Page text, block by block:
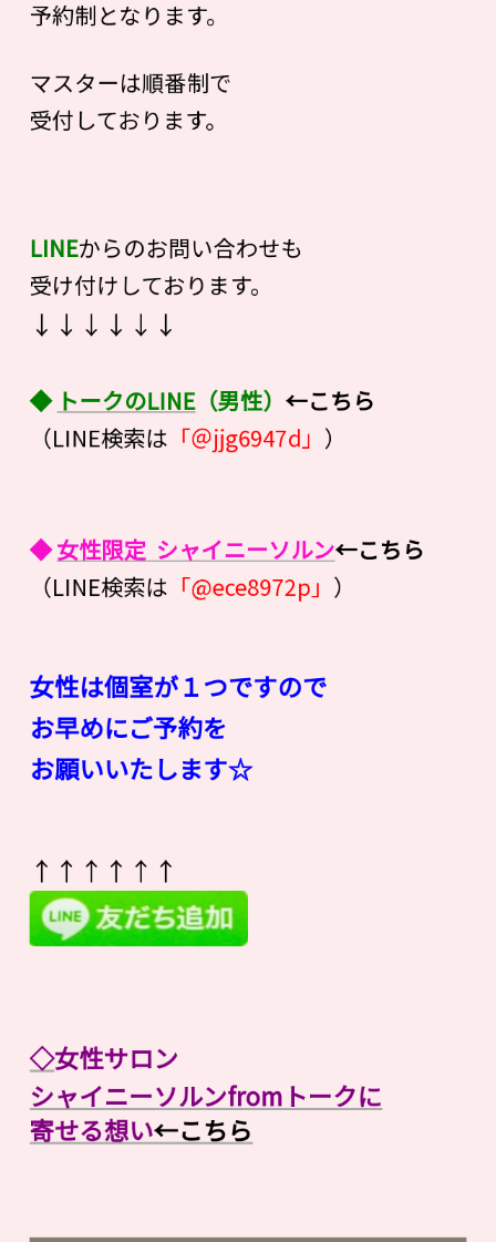
予約制となります。
マスターは順番制で
受付しております。
LINEからのお問い合わせも
受け付けしております。
↓↓↓↓↓↓
◆ トークのLINE（男性） ←こちら
（LINE検索は 「＠jjg6947d」 ）
◆女性限定 シャイニーソルン←こちら
（LINE検索は 「@ece8972p」 ）
女性は個室が１つですので
お早めにご予約を
お願いいたします☆
↑↑↑↑↑↑
◇女性サロン
シャイニーソルンfromトークに
寄せる想い←こちら